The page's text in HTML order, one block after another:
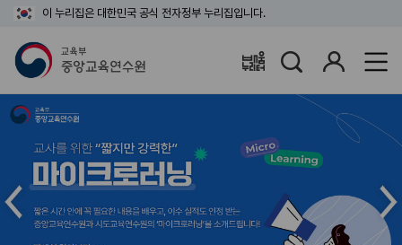
이 누리집은 대한민국 공식 전자정부 누리집입니다.
배움누리터
인
메
인
슬
라